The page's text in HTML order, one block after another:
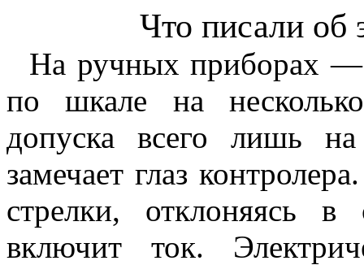
Что писали об
На ручных приборах —
по шкале на
допуска всего лишь
замечает глаз
стрелки, отклоняясь в
включит ток.